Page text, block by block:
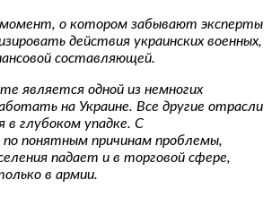
о котором забывают эксперты
действия украинских военных,
составляющей.
является одной из немногих
на Украине. Все другие отрасли
в глубоком упадке. С
понятным причинам проблемы,
падает и в торговой сфере,
в армии.